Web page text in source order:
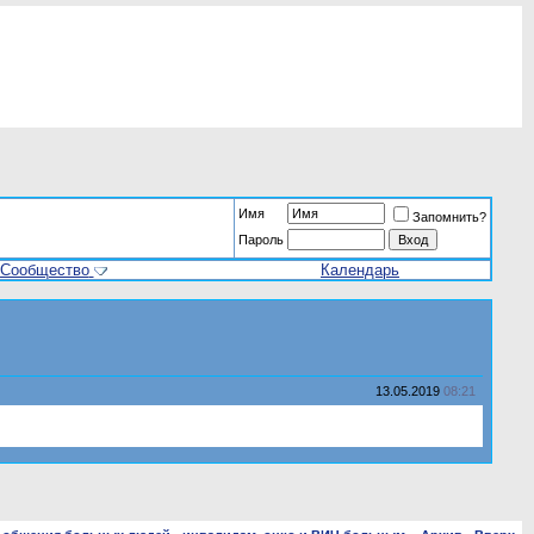
Имя
Запомнить?
Пароль
Сообщество Календарь
13.05.2019 08:21